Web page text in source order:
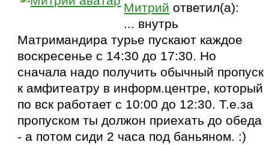
Митрий ответил(а):
... внутрь
Матримандира турье пускают каждое
воскресенье с 14:30 до 17:30. Но
сначала надо получить обычный пропуск
к амфитеатру в информ.центре, который
по вск работает с 10:00 до 12:30. Т.е.за
пропуском ты должон приехать до обеда
- а потом сиди 2 часа под баньяном. :)